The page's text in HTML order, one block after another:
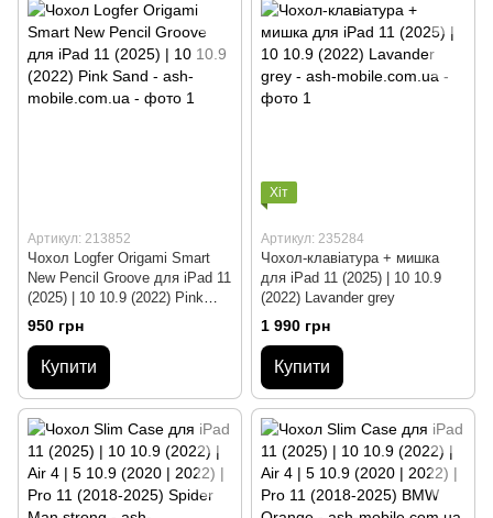
Артикул: 213852
Чохол Logfer Origami Smart
New Pencil Groove для iPad 11
(2025) | 10 10.9 (2022) Pink
Sand
950 грн
Купити
Хіт
Артикул: 235284
Чохол-клавіатура + мишка
для iPad 11 (2025) | 10 10.9
(2022) Lavander grey
1 990 грн
Купити